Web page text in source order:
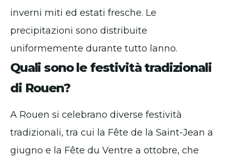
inverni miti ed estati fresche. Le
precipitazioni sono distribuite
uniformemente durante tutto lanno.
Quali sono le festività tradizionali
di Rouen?
A Rouen si celebrano diverse festività
tradizionali, tra cui la Fête de la Saint-Jean a
giugno e la Fête du Ventre a ottobre, che